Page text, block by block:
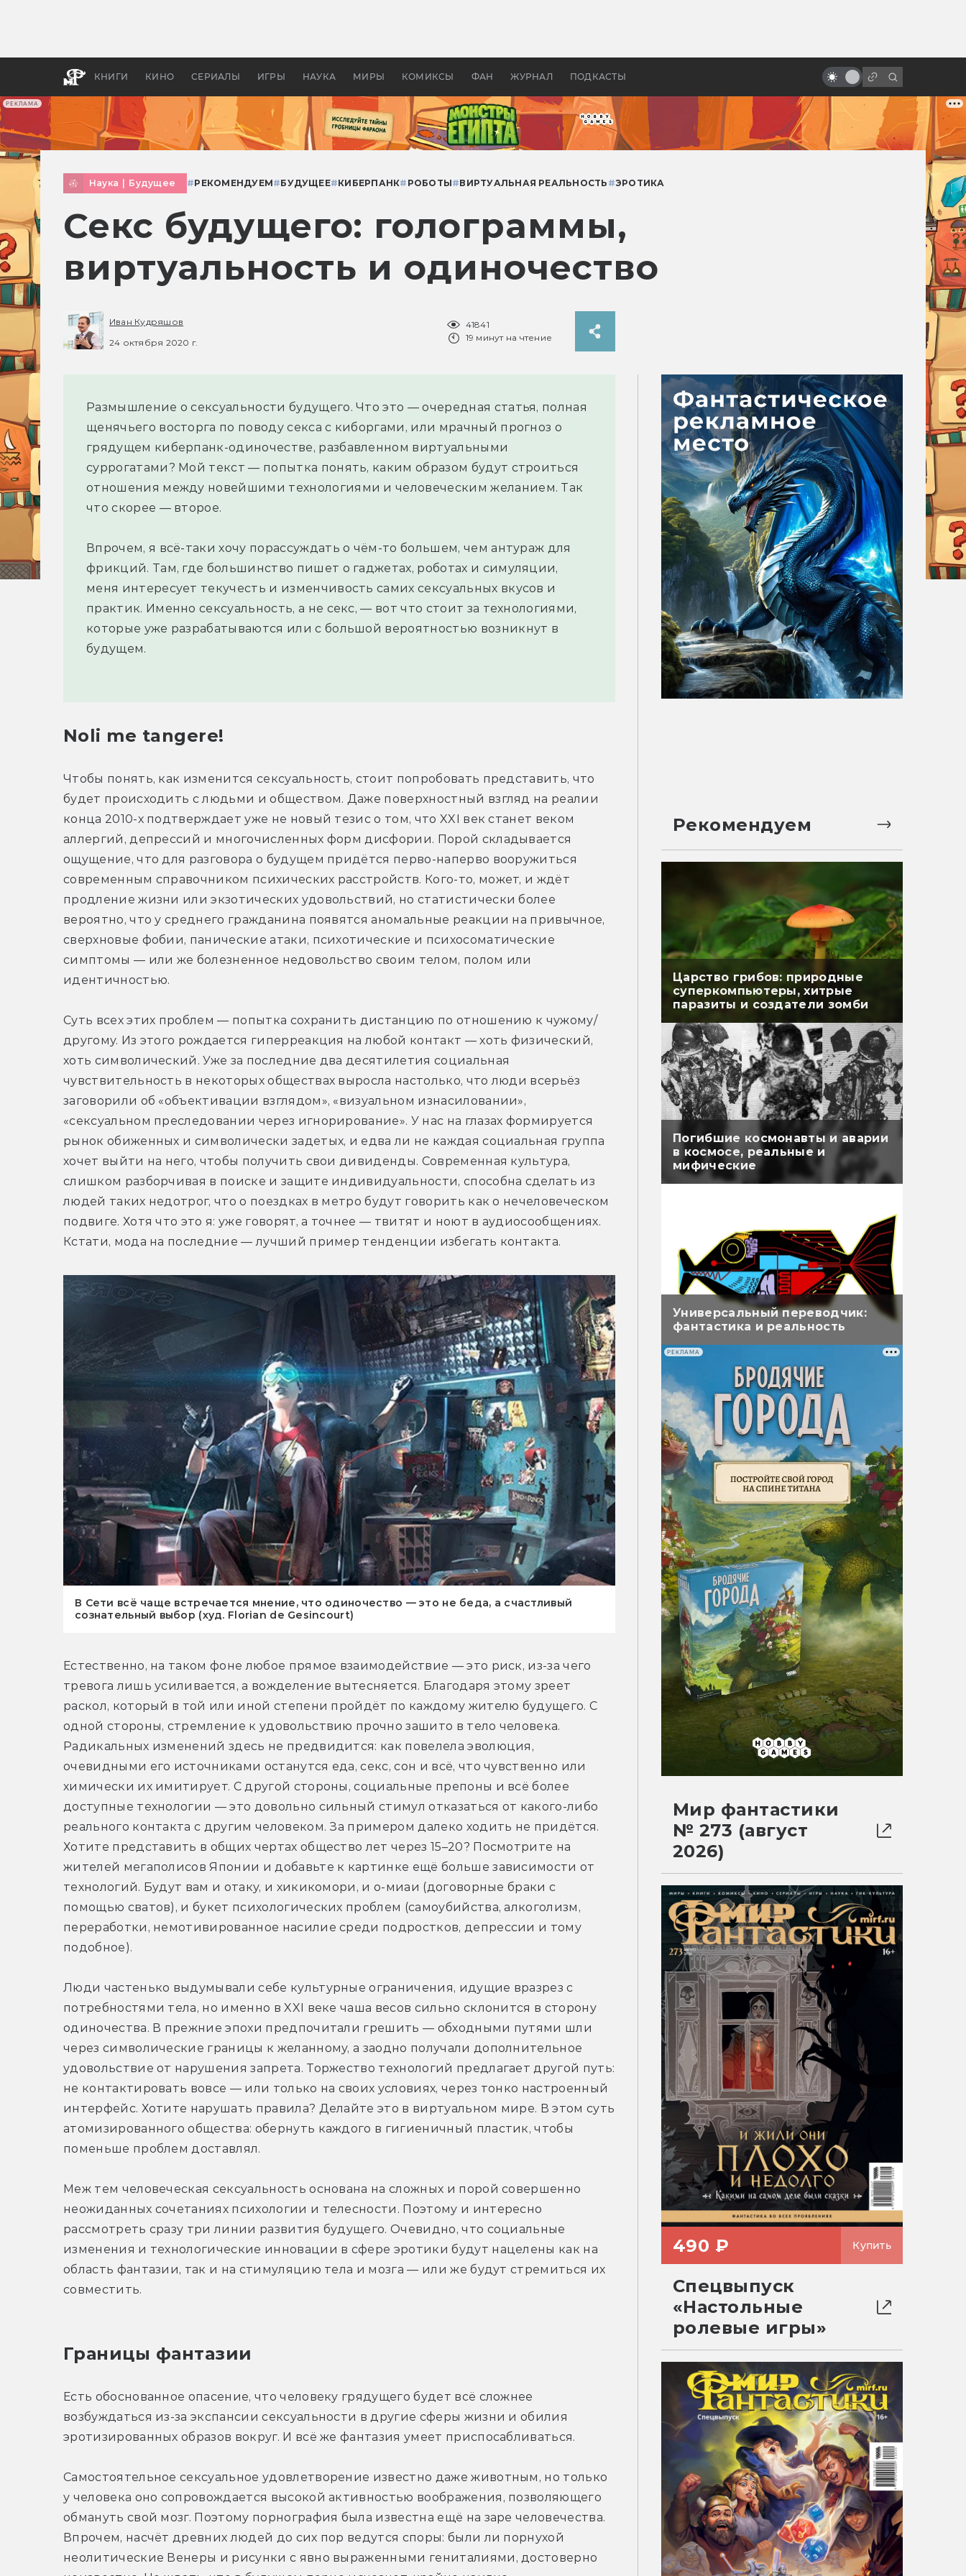
РЕКЛАМА
КНИГИ КИНО СЕРИАЛЫ ИГРЫ НАУКА МИРЫ КОМИКСЫ ФАН ЖУРНАЛ ПОДКАСТЫ
апокалипсис, в России —
бы «Властелина колец»
Кэмерона
Наука Будущее #РЕКОМЕНДУЕМ#БУДУЩЕЕ#КИБЕРПАНК# РОБОТЫ#ВИРТУАЛЬНАЯ РЕАЛЬНОСТЬ #ЭРОТИКА
Секс будущего: голограммы,
виртуальность и одиночество
Иван Кудряшов
24 октября 2020 г.
41841
19 минут на чтение
Размышление о сексуальности будущего. Что это — очередная статья, полная
щенячьего восторга по поводу секса с киборгами, или мрачный прогноз о
грядущем киберпанк-одиночестве, разбавленном виртуальными
суррогатами? Мой текст — попытка понять, каким образом будут строиться
отношения между новейшими технологиями и человеческим желанием. Так
что скорее — второе.
Впрочем, я всё-таки хочу порассуждать о чём-то большем, чем антураж для
фрикций. Там, где большинство пишет о гаджетах, роботах и симуляции,
меня интересует текучесть и изменчивость самих сексуальных вкусов и
практик. Именно сексуальность, а не секс, — вот что стоит за технологиями,
которые уже разрабатываются или с большой вероятностью возникнут в
будущем.
Noli me tangere!
Чтобы понять, как изменится сексуальность, стоит попробовать представить, что
будет происходить с людьми и обществом. Даже поверхностный взгляд на реалии
конца 2010-х подтверждает уже не новый тезис о том, что XXI век станет веком
аллергий, депрессий и многочисленных форм дисфории. Порой складывается
ощущение, что для разговора о будущем придётся перво-наперво вооружиться
современным справочником психических расстройств. Кого-то, может, и ждёт
продление жизни или экзотических удовольствий, но статистически более
вероятно, что у среднего гражданина появятся аномальные реакции на привычное,
сверхновые фобии, панические атаки, психотические и психосоматические
симптомы — или же болезненное недовольство своим телом, полом или
идентичностью.
Суть всех этих проблем — попытка сохранить дистанцию по отношению к чужому/
другому. Из этого рождается гиперреакция на любой контакт — хоть физический,
хоть символический. Уже за последние два десятилетия социальная
чувствительность в некоторых обществах выросла настолько, что люди всерьёз
заговорили об «объективации взглядом», «визуальном изнасиловании»,
«сексуальном преследовании через игнорирование». У нас на глазах формируется
рынок обиженных и символически задетых, и едва ли не каждая социальная группа
хочет выйти на него, чтобы получить свои дивиденды. Современная культура,
слишком разборчивая в поиске и защите индивидуальности, способна сделать из
людей таких недотрог, что о поездках в метро будут говорить как о нечеловеческом
подвиге. Хотя что это я: уже говорят, а точнее — твитят и ноют в аудиосообщениях.
Кстати, мода на последние — лучший пример тенденции избегать контакта.
В Сети всё чаще встречается мнение, что одиночество — это не беда, а счастливый
сознательный выбор (худ. Florian de Gesincourt)
Естественно, на таком фоне любое прямое взаимодействие — это риск, из-за чего
тревога лишь усиливается, а вожделение вытесняется. Благодаря этому зреет
раскол, который в той или иной степени пройдёт по каждому жителю будущего. С
одной стороны, стремление к удовольствию прочно зашито в тело человека.
Радикальных изменений здесь не предвидится: как повелела эволюция,
очевидными его источниками останутся еда, секс, сон и всё, что чувственно или
химически их имитирует. С другой стороны, социальные препоны и всё более
доступные технологии — это довольно сильный стимул отказаться от какого-либо
реального контакта с другим человеком. За примером далеко ходить не придётся.
Хотите представить в общих чертах общество лет через 15–20? Посмотрите на
жителей мегаполисов Японии и добавьте к картинке ещё больше зависимости от
технологий. Будут вам и отаку, и хикикомори, и о-миаи (договорные браки с
помощью сватов), и букет психологических проблем (самоубийства, алкоголизм,
переработки, немотивированное насилие среди подростков, депрессии и тому
подобное).
Люди частенько выдумывали себе культурные ограничения, идущие вразрез с
потребностями тела, но именно в XXI веке чаша весов сильно склонится в сторону
одиночества. В прежние эпохи предпочитали грешить — обходными путями шли
через символические границы к желанному, а заодно получали дополнительное
удовольствие от нарушения запрета. Торжество технологий предлагает другой путь:
не контактировать вовсе — или только на своих условиях, через тонко настроенный
интерфейс. Хотите нарушать правила? Делайте это в виртуальном мире. В этом суть
атомизированного общества: обернуть каждого в гигиеничный пластик, чтобы
поменьше проблем доставлял.
Меж тем человеческая сексуальность основана на сложных и порой совершенно
неожиданных сочетаниях психологии и телесности. Поэтому и интересно
рассмотреть сразу три линии развития будущего. Очевидно, что социальные
изменения и технологические инновации в сфере эротики будут нацелены как на
область фантазии, так и на стимуляцию тела и мозга — или же будут стремиться их
совместить.
Границы фантазии
Есть обоснованное опасение, что человеку грядущего будет всё сложнее
возбуждаться из-за экспансии сексуальности в другие сферы жизни и обилия
эротизированных образов вокруг. И всё же фантазия умеет приспосабливаться.
Самостоятельное сексуальное удовлетворение известно даже животным, но только
у человека оно сопровождается высокой активностью воображения, позволяющего
обмануть свой мозг. Поэтому порнография была известна ещё на заре человечества.
Впрочем, насчёт древних людей до сих пор ведутся споры: были ли порнухой
неолитические Венеры и рисунки с явно выраженными гениталиями, достоверно
Рекомендуем
Царство грибов: природные
суперкомпьютеры, хитрые
паразиты и создатели зомби
Погибшие космонавты и аварии
в космосе, реальные и
мифические
Универсальный переводчик:
фантастика и реальность
РЕКЛАМА
Мир фантастики
№ 273 (август
2026)
490 ₽ Купить
Спецвыпуск
«Настольные
ролевые игры»